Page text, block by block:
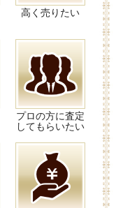
高く売りたい
プロの方に査定
してもらいたい